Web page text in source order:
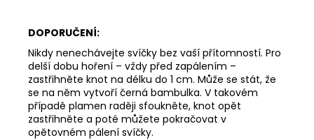
DOPORUČENÍ:
Nikdy nenechávejte svíčky bez vaší přítomností. Pro
delší dobu hoření – vždy před zapálením –
zastřihněte knot na délku do 1 cm. Může se stát, že
se na něm vytvoří černá bambulka. V takovém
případě plamen raději sfoukněte, knot opět
zastřihněte a poté můžete pokračovat v
opětovném pálení svíčky.